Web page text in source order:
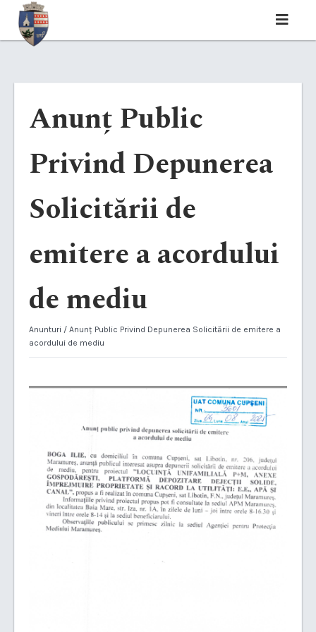
Anunț Public
Privind Depunerea
Solicitării de
emitere a acordului
de mediu
Anunturi / Anunț Public Privind Depunerea Solicitării de emitere a
acordului de mediu